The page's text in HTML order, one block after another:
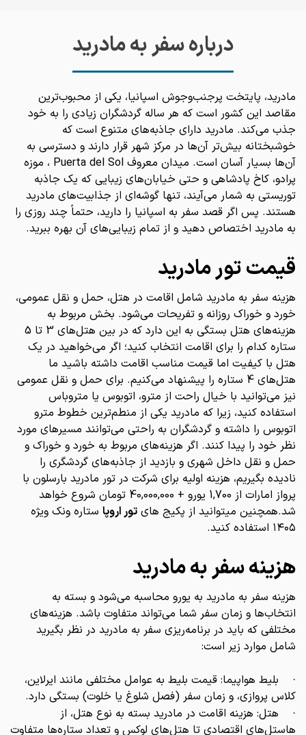
درباره سفر به مادرید
مادرید، پایتخت پرجنب‌وجوش اسپانیا، یکی از محبوب‌ترین
مقاصد این کشور است که هر ساله گردشگران زیادی را به خود
جذب می‌کند. مادرید دارای جاذبه‌های متنوع است که
خوشبختانه بیش‌تر آن‌ها در مرکز شهر قرار دارند و دسترسی به
آن‌ها بسیار آسان است. میدان معروف Puerta del Sol ، موزه
پرادو، کاخ پادشاهی و حتی خیابان‌های زیبایی که یک جاذبه
توریستی به شمار می‌آیند، تنها گوشه‌ای از جذابیت‌های مادرید
هستند. پس اگر قصد سفر به اسپانیا را دارید، حتماً چند روزی را
به مادرید اختصاص دهید و از تمام زیبایی‌های آن بهره ببرید.
قیمت تور مادرید
هزینه سفر به مادرید شامل اقامت در هتل، حمل و نقل عمومی،
خورد و خوراک روزانه و تفریحات می‌شود. بخش مربوط به
هزینه‌های هتل بستگی به این دارد که در بین هتل‌های 3 تا 5
ستاره کدام را برای اقامت انتخاب کنید؛ اگر می‌خواهید در یک
هتل با کیفیت اما قیمت مناسب اقامت داشته باشید ما
هتل‌های 4 ستاره را پیشنهاد می‌کنیم. برای حمل و نقل عمومی
نیز می‌توانید با خیال راحت از مترو، اتوبوس یا متروباس
استفاده کنید، زیرا که مادرید یکی از منطم‌ترین خطوط مترو
اتوبوس را داشته و گردشگران به راحتی می‌توانند مسیرهای مورد
نظر خود را پیدا کنند. اگر هزینه‌های مربوط به خورد و خوراک و
حمل و نقل داخل شهری و بازدید از جاذبه‌های گردشگری را
نادیده بگیریم، هزینه اولیه برای شرکت در تور مادرید بارسلون با
پرواز امارات از 1,700 یورو + 40,000,000 تومان شروع خواهد
شد.همچنین میتوانید از پکیج های تور اروپا ستاره ونک ویژه
۱۴۰۵ استفاده کنید.
هزینه سفر به مادرید
هزینه سفر به مادرید به یورو محاسبه می‌شود و بسته به
انتخاب‌ها و زمان سفر شما می‌تواند متفاوت باشد. هزینه‌های
مختلفی که باید در برنامه‌ریزی سفر به مادرید در نظر بگیرید
شامل موارد زیر است:
·
بلیط هواپیما: قیمت بلیط به عوامل مختلفی مانند ایرلاین،
کلاس پروازی، و زمان سفر (فصل شلوغ یا خلوت) بستگی دارد.
·
هتل: هزینه اقامت در مادرید بسته به نوع هتل، از
هاستل‌های اقتصادی تا هتل‌های لوکس و تعداد ستاره‌ها متفاوت